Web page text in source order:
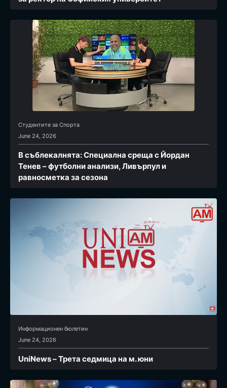
Студентите за Спортa
June 24, 2026
В съблекалнята: Специална среща с Йордан
Тенев – футболни анализи, Ливърпул и
равносметка за сезона
Информационен бюлетин
June 24, 2026
UniNews – Трета седмица на м. юни